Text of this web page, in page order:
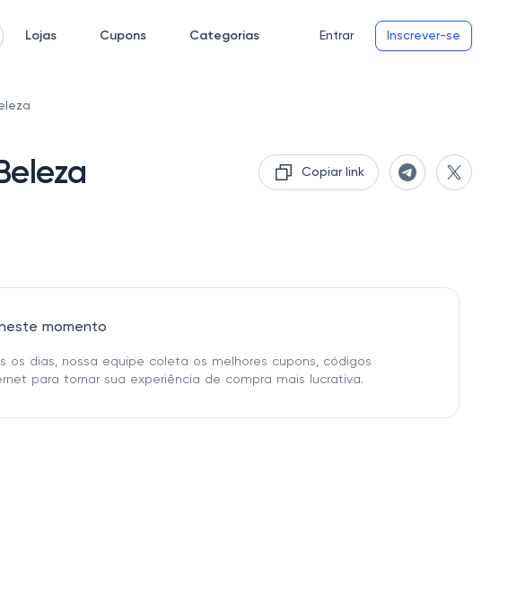
Lojas Cupons Categorias Entrar Inscrever-se
Copiar link
momento
os dias, nossa equipe coleta os melhores cupons, códigos
para tornar sua experiência de compra mais lucrativa.